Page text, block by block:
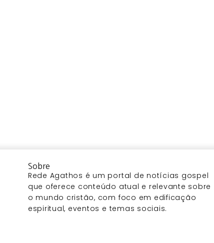
Sobre
Rede Agathos é um portal de notícias gospel
que oferece conteúdo atual e relevante sobre
o mundo cristão, com foco em edificação
espiritual, eventos e temas sociais.